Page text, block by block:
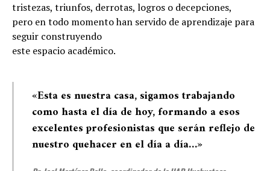
tristezas, triunfos, derrotas, logros o decepciones,
pero en todo momento han servido de aprendizaje para
seguir construyendo
este espacio académico.
«Esta es nuestra casa, sigamos trabajando
como hasta el día de hoy, formando a esos
excelentes profesionistas que serán reflejo de
nuestro quehacer en el día a día…»